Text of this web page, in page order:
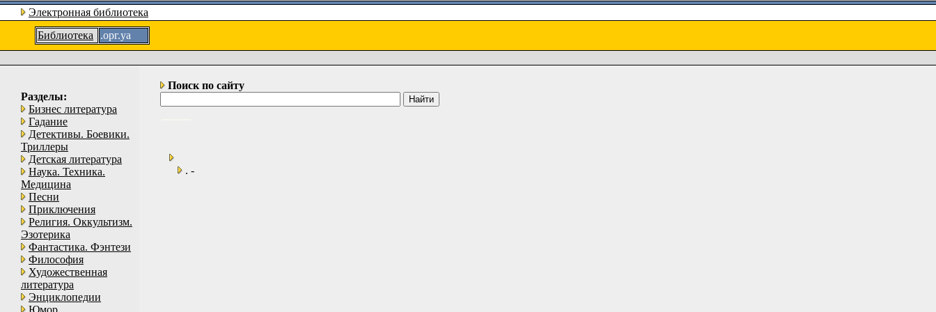
Электронная библиотека
Библиотека
.орг.уа
Разделы:
Бизнес литература
Гадание
Детективы. Боевики.
Триллеры
Детская литература
Наука. Техника.
Медицина
Песни
Приключения
Религия. Оккультизм.
Эзотерика
Фантастика. Фэнтези
Философия
Художественная
литература
Энциклопедии
Юмор
Поиск по сайту
. -